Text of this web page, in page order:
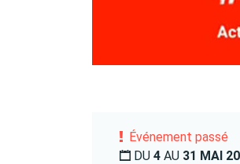
Événement passé
DU 4 AU 31 MAI